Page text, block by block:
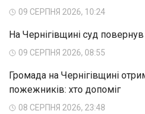
09 СЕРПНЯ 2026, 10:24
На Чернігівщині суд
09 СЕРПНЯ 2026, 08:55
Громада на Чернігівщині
пожежників: хто допоміг
08 СЕРПНЯ 2026, 23:48